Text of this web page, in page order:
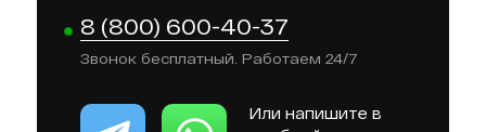
8 (800) 600-40-37
Звонок бесплатный. Работаем 24/7
Или напишите в